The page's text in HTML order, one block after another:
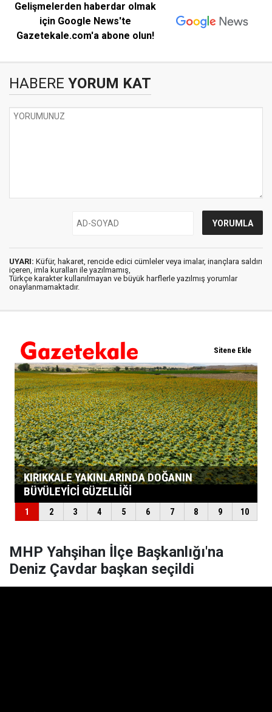
Gelişmelerden haberdar olmak
için Google News'te
Gazetekale.com'a abone olun!
HABERE YORUM KAT
UYARI: Küfür, hakaret, rencide edici cümleler veya imalar, inançlara saldırı
içeren, imla kuralları ile yazılmamış,
Türkçe karakter kullanılmayan ve büyük harflerle yazılmış yorumlar
onaylanmamaktadır.
MHP Yahşihan İlçe Başkanlığı'na
Deniz Çavdar başkan seçildi